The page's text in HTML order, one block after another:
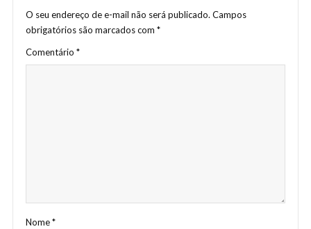
O seu endereço de e-mail não será publicado. Campos
obrigatórios são marcados com *
Comentário *
Nome*